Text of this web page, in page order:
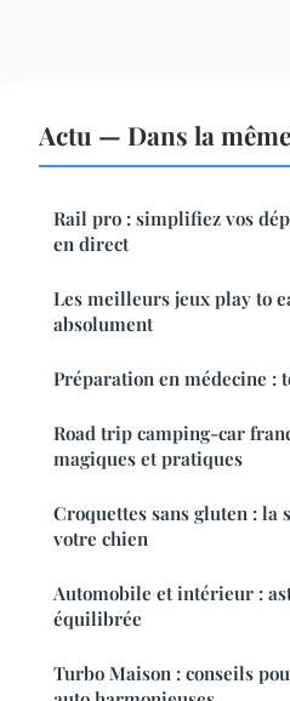
Actu — Dans la
Rail pro : simplifiez vos
en direct
Les meilleurs jeux play to
absolument
Préparation en médecine :
Road trip camping-car
magiques et pratiques
Croquettes sans gluten : la
votre chien
Automobile et intérieur :
équilibrée
Turbo Maison : conseils